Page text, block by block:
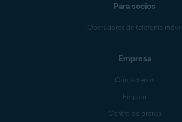
Para socios
Operadores de telefonía móvil
Empresa
Contáctenos
Empleo
Centro de prensa